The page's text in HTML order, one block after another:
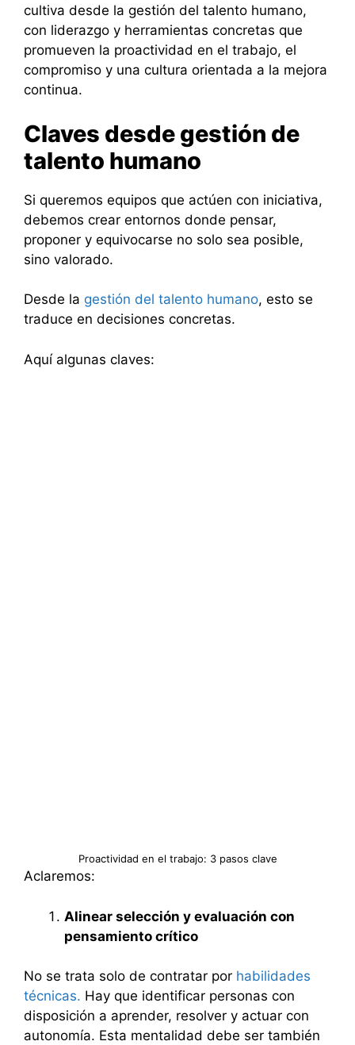
cultiva desde la gestión del talento humano,
con liderazgo y herramientas concretas que
promueven la proactividad en el trabajo, el
compromiso y una cultura orientada a la mejora
continua.
Claves desde gestión de
talento humano
Si queremos equipos que actúen con iniciativa,
debemos crear entornos donde pensar,
proponer y equivocarse no solo sea posible,
sino valorado.
Desde la gestión del talento humano, esto se
traduce en decisiones concretas.
Aquí algunas claves:
Proactividad en el trabajo: 3 pasos clave
Aclaremos:
Alinear selección y evaluación con
pensamiento crítico
No se trata solo de contratar por habilidades
técnicas. Hay que identificar personas con
disposición a aprender, resolver y actuar con
autonomía. Esta mentalidad debe ser también